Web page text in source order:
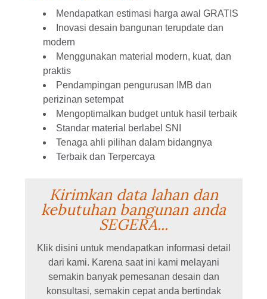
Mendapatkan estimasi harga awal GRATIS
Inovasi desain bangunan terupdate dan
modern
Menggunakan material modern, kuat, dan
praktis
Pendampingan pengurusan IMB dan
perizinan setempat
Mengoptimalkan budget untuk hasil terbaik
Standar material berlabel SNI
Tenaga ahli pilihan dalam bidangnya
Terbaik dan Terpercaya
Kirimkan data lahan dan
kebutuhan bangunan anda
SEGERA...
Klik disini untuk mendapatkan informasi detail
dari kami. Karena saat ini kami melayani
semakin banyak pemesanan desain dan
konsultasi, semakin cepat anda bertindak